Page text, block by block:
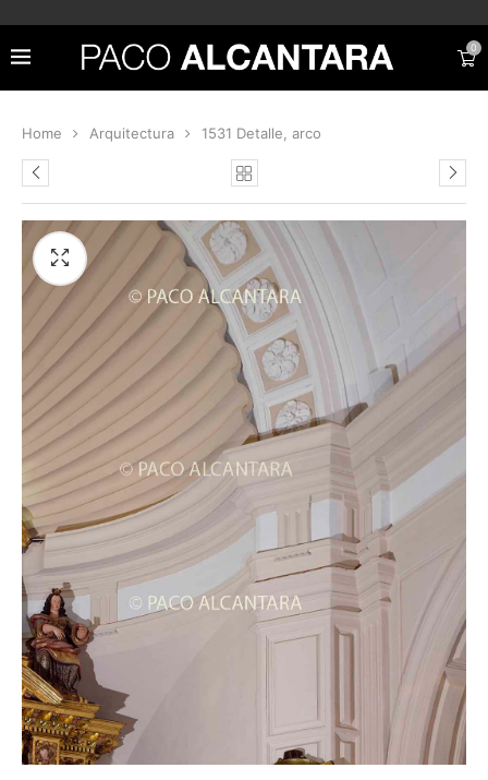
0
Home Arquitectura 1531 Detalle, arco